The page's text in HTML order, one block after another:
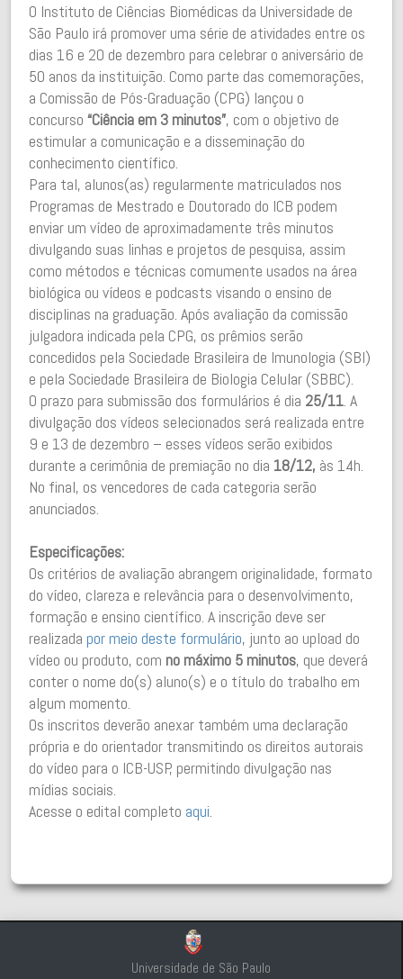
O Instituto de Ciências Biomédicas da Universidade de
São Paulo irá promover uma série de atividades entre os
dias 16 e 20 de dezembro para celebrar o aniversário de
50 anos da instituição. Como parte das comemorações,
a Comissão de Pós-Graduação (CPG) lançou o
concurso“Ciência em 3 minutos”, com o objetivo de
estimular a comunicação e a disseminação do
conhecimento científico.
Para tal, alunos(as) regularmente matriculados nos
Programas de Mestrado e Doutorado do ICB podem
enviar um vídeo de aproximadamente três minutos
divulgando suas linhas e projetos de pesquisa, assim
como métodos e técnicas comumente usados na área
biológica ou vídeos e podcasts visando o ensino de
disciplinas na graduação. Após avaliação da comissão
julgadora indicada pela CPG, os prêmios serão
concedidos pela Sociedade Brasileira de Imunologia (SBI)
e pela Sociedade Brasileira de Biologia Celular (SBBC).
O prazo para submissão dos formulários é dia 25/11. A
divulgação dos vídeos selecionados será realizada entre
9 e 13 de dezembro – esses vídeos serão exibidos
durante a cerimônia de premiação no dia 18/12, às 14h.
No final, os vencedores de cada categoria serão
anunciados.
Especificações:
Os critérios de avaliação abrangem originalidade, formato
do vídeo, clareza e relevância para o desenvolvimento,
formação e ensino científico. A inscrição deve ser
realizada por meio deste formulário, junto ao upload do
vídeo ou produto, com no máximo 5 minutos, que deverá
conter o nome do(s) aluno(s) e o título do trabalho em
algum momento.
Os inscritos deverão anexar também uma declaração
própria e do orientador transmitindo os direitos autorais
do vídeo para o ICB-USP, permitindo divulgação nas
mídias sociais.
Acesse o edital completo aqui.
Universidade de São Paulo